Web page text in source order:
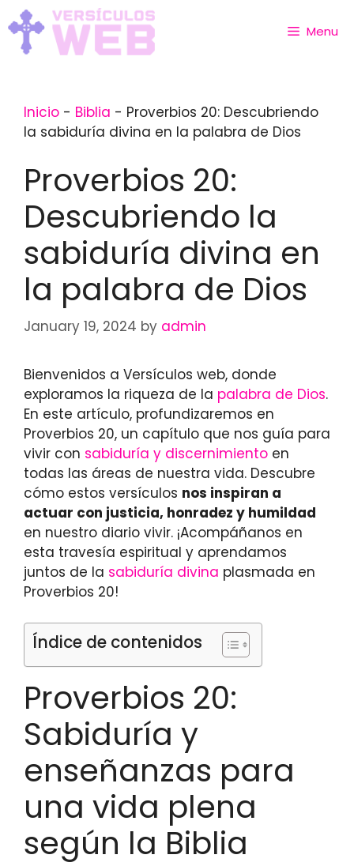
Skip
to
content
Menu
Inicio - Biblia - Proverbios 20: Descubriendo
la sabiduría divina en la palabra de Dios
Proverbios 20:
Descubriendo la
sabiduría divina en
la palabra de Dios
January 19, 2024 by admin
Bienvenidos a Versículos web, donde
exploramos la riqueza de la palabra de Dios.
En este artículo, profundizaremos en
Proverbios 20, un capítulo que nos guía para
vivir con sabiduría y discernimiento en
todas las áreas de nuestra vida. Descubre
cómo estos versículos nos inspiran a
actuar con justicia, honradez y humildad
en nuestro diario vivir. ¡Acompáñanos en
esta travesía espiritual y aprendamos
juntos de la sabiduría divina plasmada en
Proverbios 20!
Índice de contenidos
Proverbios 20:
Sabiduría y
enseñanzas para
una vida plena
según la Biblia